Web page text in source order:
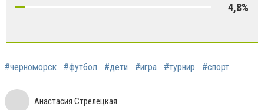
4,8%
#черноморск #футбол #дети #игра #турнир #спорт
Анастасия Стрелецкая